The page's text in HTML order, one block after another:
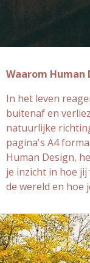
Waarom Human
In het leven
buitenaf en
natuurlijke
pagina's A4
Human Design,
je inzicht in hoe
de wereld en hoe